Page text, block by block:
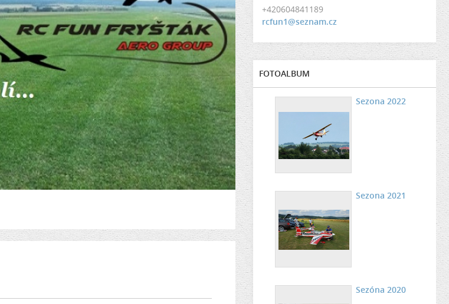
+420604841189
rcfun1@seznam.cz
FOTOALBUM
Sezona 2022
Sezona 2021
Sezóna 2020